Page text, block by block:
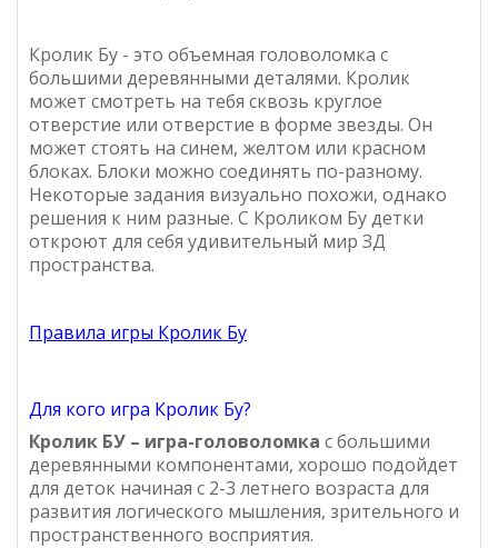
Кролик Бу - это объемная головоломка с
большими деревянными деталями. Кролик
может смотреть на тебя сквозь круглое
отверстие или отверстие в форме звезды. Он
может стоять на синем, желтом или красном
блоках. Блоки можно соединять по-разному.
Некоторые задания визуально похожи, однако
решения к ним разные. С Кроликом Бу детки
откроют для себя удивительный мир ЗД
пространства.
Правила игры Кролик Бу
Для кого игра Кролик Бу?
Кролик БУ – игра-головоломка с большими
деревянными компонентами, хорошо подойдет
для деток начиная с 2-3 летнего возраста для
развития логического мышления, зрительного и
пространственного восприятия.